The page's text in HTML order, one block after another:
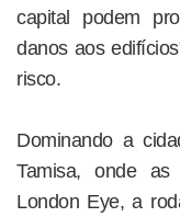
capital podem
danos aos
risco.
Dominando a
Tamisa, onde
London Eye, a